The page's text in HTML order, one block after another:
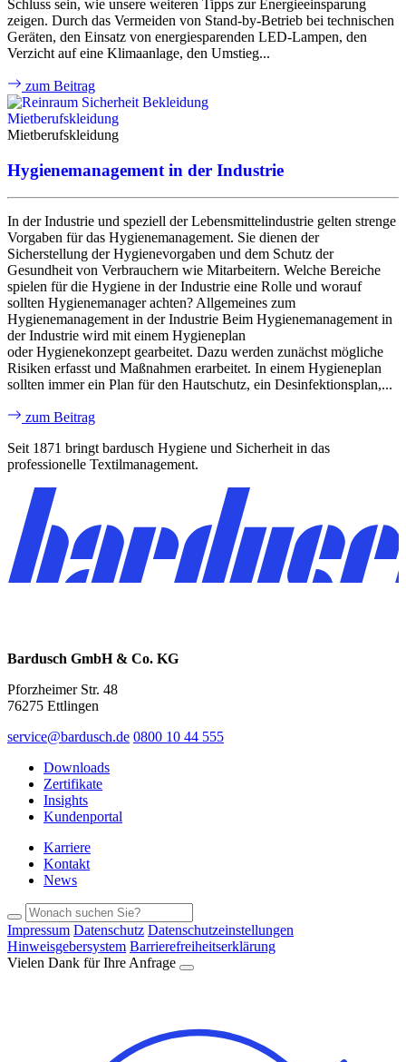
Schluss sein, wie unsere weiteren Tipps zur Energieeinsparung
zeigen. Durch das Vermeiden von Stand-by-Betrieb bei technischen
Geräten, den Einsatz von energiesparenden LED-Lampen, den
Verzicht auf eine Klimaanlage, den Umstieg...
zum Beitrag
Mietberufskleidung
Mietberufskleidung
Hygienemanagement in der Industrie
In der Industrie und speziell der Lebensmittelindustrie gelten strenge
Vorgaben für das Hygienemanagement. Sie dienen der
Sicherstellung der Hygienevorgaben und dem Schutz der
Gesundheit von Verbrauchern wie Mitarbeitern. Welche Bereiche
spielen für die Hygiene in der Industrie eine Rolle und worauf
sollten Hygienemanager achten? Allgemeines zum
Hygienemanagement in der Industrie Beim Hygienemanagement in
der Industrie wird mit einem Hygieneplan
oder Hygienekonzept gearbeitet. Dazu werden zunächst mögliche
Risiken erfasst und Maßnahmen erarbeitet. In einem Hygieneplan
sollten immer ein Plan für den Hautschutz, ein Desinfektionsplan,...
zum Beitrag
Seit 1871 bringt bardusch Hygiene und Sicherheit in das
professionelle Textilmanagement.
Bardusch GmbH & Co. KG
Pforzheimer Str. 48
76275 Ettlingen
service@bardusch.de 0800 10 44 555
Downloads
Zertifikate
Insights
Kundenportal
Karriere
Kontakt
News
Impressum Datenschutz Datenschutzeinstellungen
Hinweisgebersystem Barrierefreiheitserklärung
Vielen Dank für Ihre Anfrage